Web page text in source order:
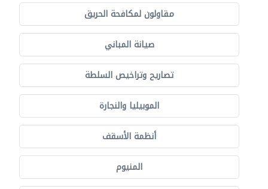
مقاولون لمكافحة الحريق
صيانة المباني
تصاريح وتراخيص السلطة
الموبيليا والنجارة
أنظمة الأسقف
المنيوم